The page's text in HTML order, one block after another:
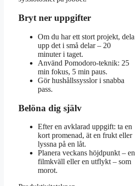
Bryt ner uppgifter
Om du har ett stort projekt, dela
upp det i små delar – 20
minuter i taget.
Använd Pomodoro-teknik: 25
min fokus, 5 min paus.
Gör hushållssysslor i snabba
pass.
Belöna dig själv
Efter en avklarad uppgift: ta en
kort promenad, ät en frukt eller
lyssna på en låt.
Planera veckans höjdpunkt – en
filmkväll eller en utflykt – som
morot.